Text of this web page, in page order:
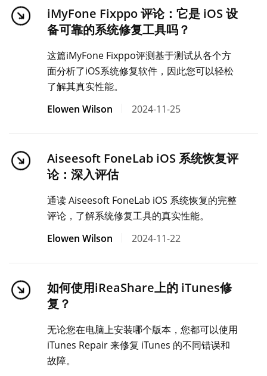
iMyFone Fixppo 评论：它是 iOS 设
备可靠的系统修复工具吗？
这篇iMyFone Fixppo评测基于测试从各个方
面分析了iOS系统修复软件，因此您可以轻松
了解其真实性能。
Elowen Wilson
2024-11-25
Aiseesoft FoneLab iOS 系统恢复评
论：深入评估
通读 Aiseesoft FoneLab iOS 系统恢复的完整
评论，了解系统修复工具的真实性能。
Elowen Wilson
2024-11-22
如何使用iReaShare上的 iTunes修
复？
无论您在电脑上安装哪个版本，您都可以使用
iTunes Repair 来修复 iTunes 的不同错误和
故障。